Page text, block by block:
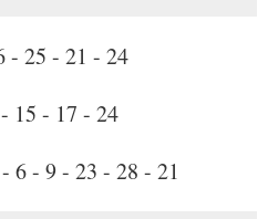
- 25 - 21 - 24
15 - 17 - 24
6 - 9 - 23 - 28 - 21